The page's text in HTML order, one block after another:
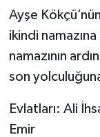
Ayşe
ikindi
namazının
son
Evlatları: Ali
Emir
Teknoloji
Ulusal
Yaşam